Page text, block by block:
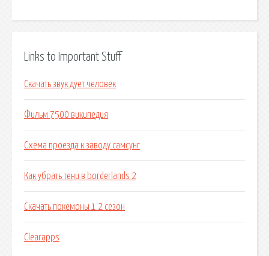
Links to Important Stuff
Скачать звук дует человек
Фильм 7500 википедия
Схема проезда к заводу самсунг
Как убрать тени в borderlands 2
Скачать покемоны 1 2 сезон
Clearapps